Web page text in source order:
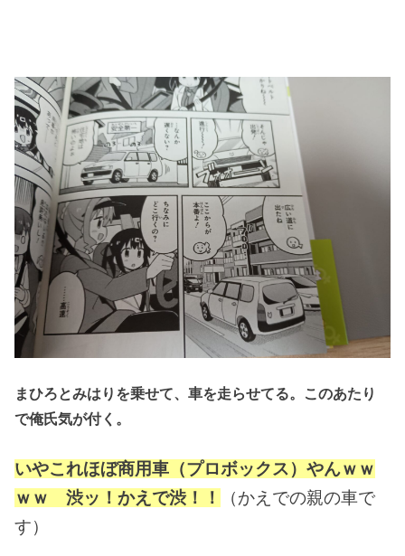
まひろとみはりを乗せて、車を走らせてる。このあたり
で俺氏気が付く。
いやこれほぼ商用車（プロボックス）やんｗｗ
ｗｗ 渋ッ！かえで渋！！
（かえでの親の車で
す）